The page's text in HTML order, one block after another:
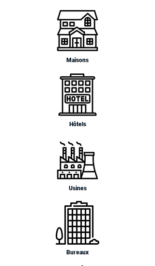
Maisons
Hôtels
Usines
Bureaux